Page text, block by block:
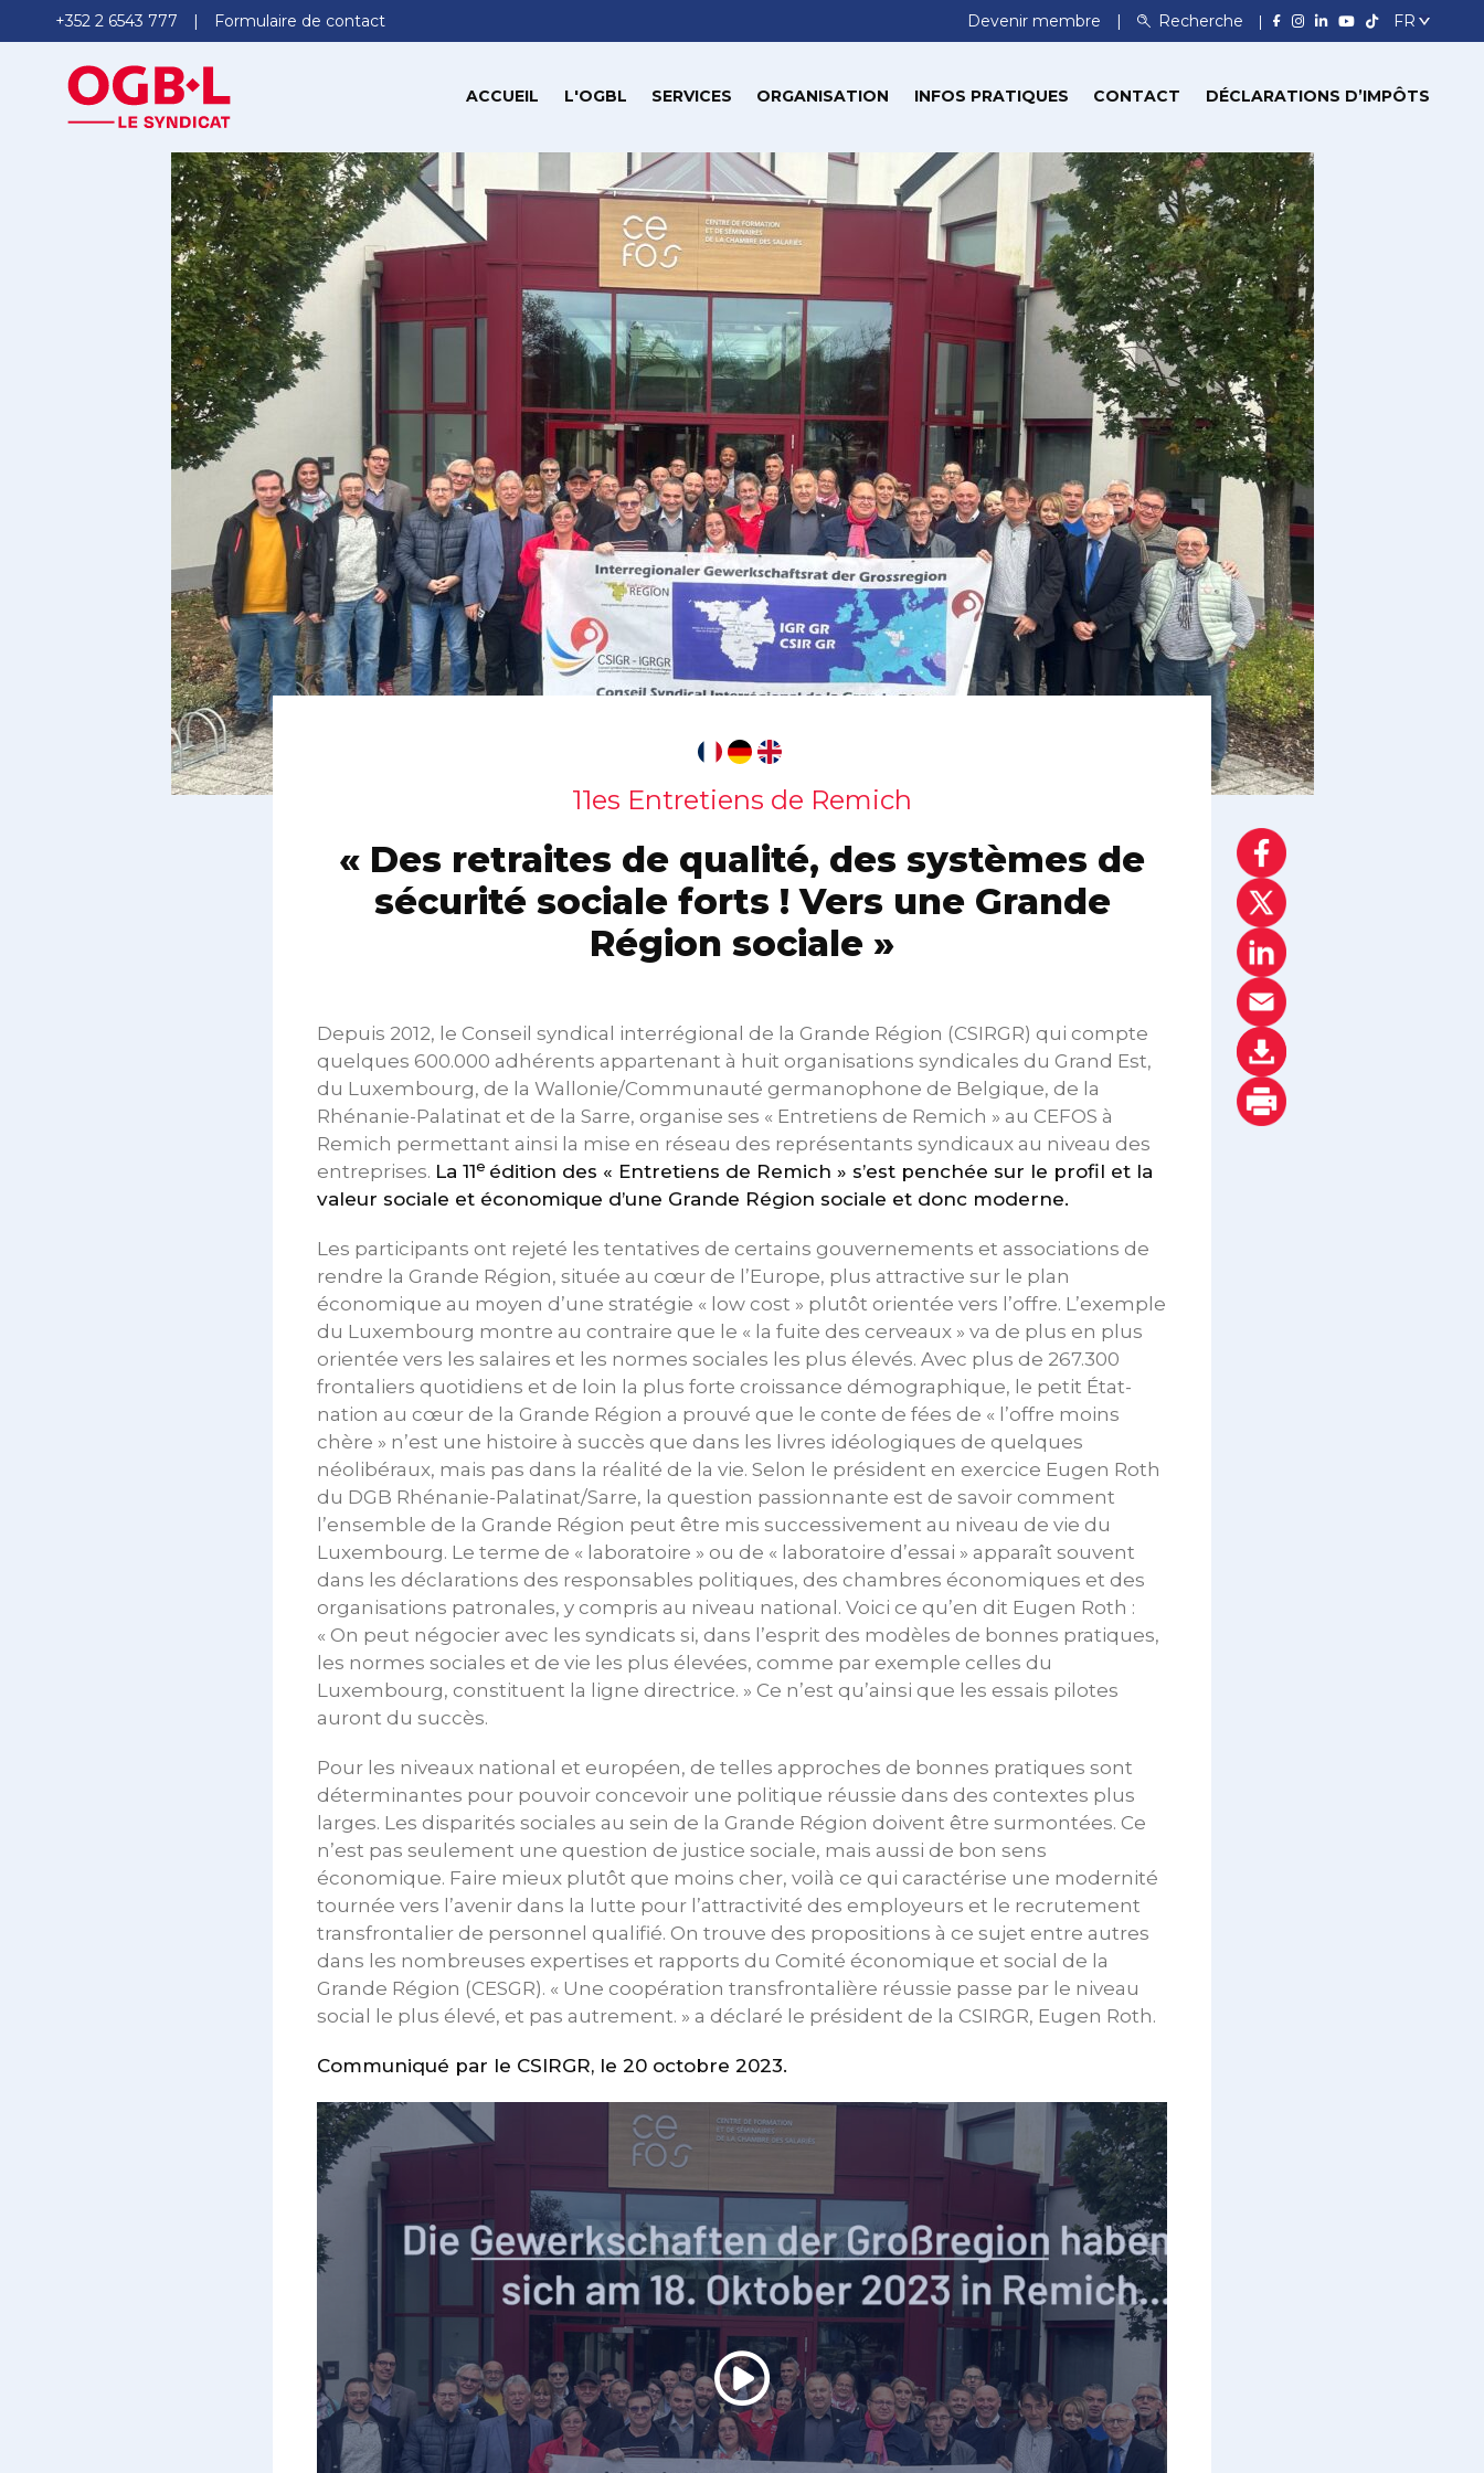
+352 2 6543 777 Formulaire de contact Devenir membre Recherche
ACCUEIL L'OGBL SERVICES ORGANISATION INFOS PRATIQUES CONTACT DÉCLARATIONS D’IMPÔTS
11es Entretiens de Remich
« Des retraites de qualité, des systèmes de
sécurité sociale forts ! Vers une Grande
Région sociale »
Depuis 2012, le Conseil syndical interrégional de la Grande Région (CSIRGR) qui compte
quelques 600.000 adhérents appartenant à huit organisations syndicales du Grand Est,
du Luxembourg, de la Wallonie/Communauté germanophone de Belgique, de la
Rhénanie-Palatinat et de la Sarre, organise ses « Entretiens de Remich » au CEFOS à
Remich permettant ainsi la mise en réseau des représentants syndicaux au niveau des
entreprises. La 11e édition des « Entretiens de Remich » s’est penchée sur le profil et la
valeur sociale et économique d’une Grande Région sociale et donc moderne.
Les participants ont rejeté les tentatives de certains gouvernements et associations de
rendre la Grande Région, située au cœur de l’Europe, plus attractive sur le plan
économique au moyen d’une stratégie « low cost » plutôt orientée vers l’offre. L’exemple
du Luxembourg montre au contraire que le « la fuite des cerveaux » va de plus en plus
orientée vers les salaires et les normes sociales les plus élevés. Avec plus de 267.300
frontaliers quotidiens et de loin la plus forte croissance démographique, le petit État-
nation au cœur de la Grande Région a prouvé que le conte de fées de « l’offre moins
chère » n’est une histoire à succès que dans les livres idéologiques de quelques
néolibéraux, mais pas dans la réalité de la vie. Selon le président en exercice Eugen Roth
du DGB Rhénanie-Palatinat/Sarre, la question passionnante est de savoir comment
l’ensemble de la Grande Région peut être mis successivement au niveau de vie du
Luxembourg. Le terme de « laboratoire » ou de « laboratoire d’essai » apparaît souvent
dans les déclarations des responsables politiques, des chambres économiques et des
organisations patronales, y compris au niveau national. Voici ce qu’en dit Eugen Roth :
« On peut négocier avec les syndicats si, dans l’esprit des modèles de bonnes pratiques,
les normes sociales et de vie les plus élevées, comme par exemple celles du
Luxembourg, constituent la ligne directrice. » Ce n’est qu’ainsi que les essais pilotes
auront du succès.
Pour les niveaux national et européen, de telles approches de bonnes pratiques sont
déterminantes pour pouvoir concevoir une politique réussie dans des contextes plus
larges. Les disparités sociales au sein de la Grande Région doivent être surmontées. Ce
n’est pas seulement une question de justice sociale, mais aussi de bon sens
économique. Faire mieux plutôt que moins cher, voilà ce qui caractérise une modernité
tournée vers l’avenir dans la lutte pour l’attractivité des employeurs et le recrutement
transfrontalier de personnel qualifié. On trouve des propositions à ce sujet entre autres
dans les nombreuses expertises et rapports du Comité économique et social de la
Grande Région (CESGR). « Une coopération transfrontalière réussie passe par le niveau
social le plus élevé, et pas autrement. » a déclaré le président de la CSIRGR, Eugen Roth.
Communiqué par le CSIRGR, le 20 octobre 2023.